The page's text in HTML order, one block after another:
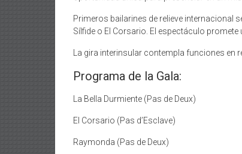
Primeros bailarines de relieve internacional
Sílfide o El Corsario. El espectáculo
La gira interinsular contempla funciones en
Programa de la Gala:
La Bella Durmiente (Pas de Deux)
El Corsario (Pas d’Esclave)
Raymonda (Pas de Deux)